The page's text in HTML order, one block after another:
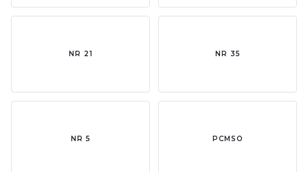
NR 21 NR 35
NR 5 PCMSO